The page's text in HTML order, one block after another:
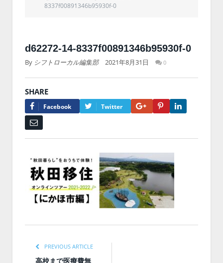
8337f00891346b95930f-0
d62272-14-8337f00891346b95930f-0
By シフトローカル編集部 2021年8月31日 0
SHARE
Facebook Twitter Google+Pinterest
PREVIOUS ARTICLE
高校まで医療費無